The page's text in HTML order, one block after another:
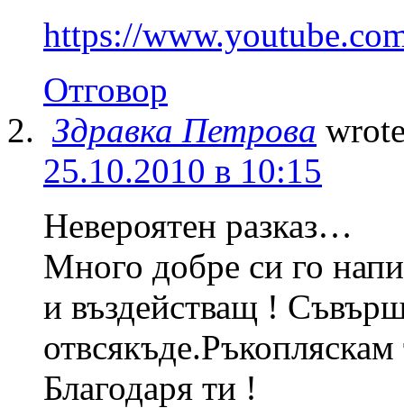
https://
Отговор
Здравка Петрова
25.10.2010 в 10:15
Невероятен разказ…
Много добре си го
и въздействащ !
Благодаря ти !